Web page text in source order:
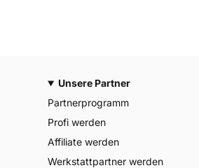
Unsere Partner
Partnerprogramm
Profi werden
Affiliate werden
Werkstattpartner werden